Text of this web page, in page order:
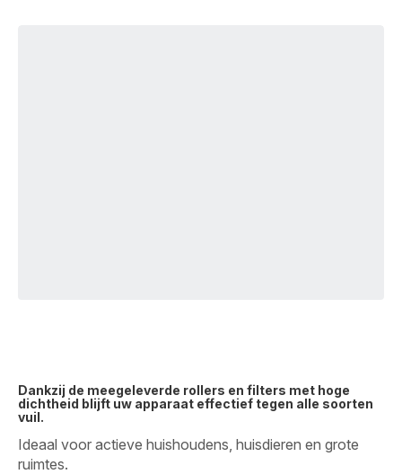
Dankzij de meegeleverde rollers en filters met hoge
dichtheid blijft uw apparaat effectief tegen alle soorten
vuil.
Ideaal voor actieve huishoudens, huisdieren en grote
ruimtes.